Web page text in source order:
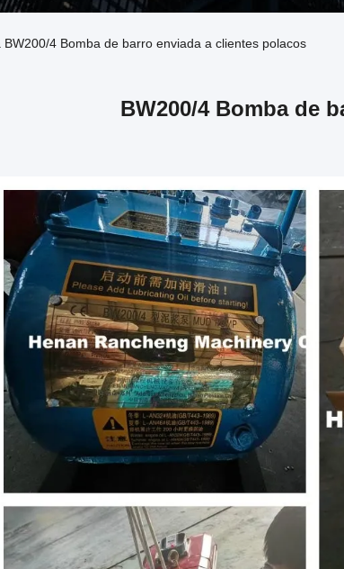
4 Bomba de barro enviada a clientes polacos
BW200/4 Bomba de